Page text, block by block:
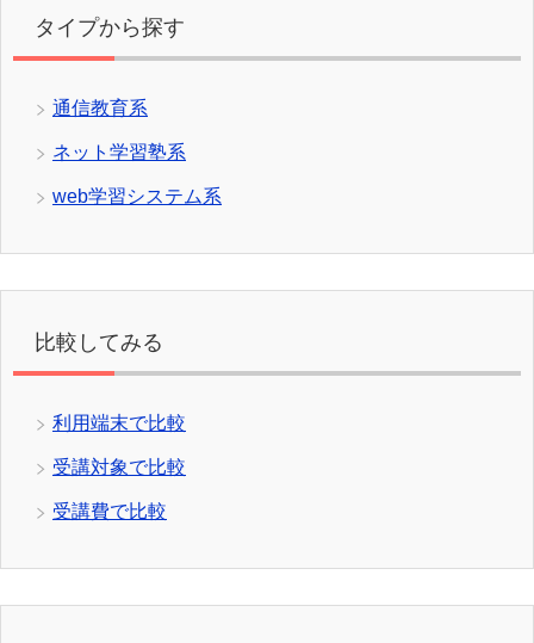
タイプから探す
通信教育系
ネット学習塾系
web学習システム系
比較してみる
利用端末で比較
受講対象で比較
受講費で比較